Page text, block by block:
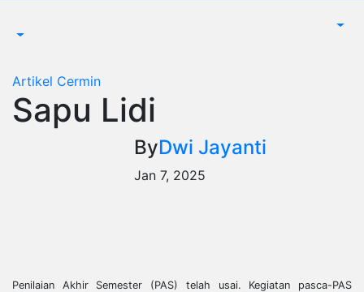
Artikel Cermin
Sapu Lidi
ByDwi Jayanti
Jan 7, 2025
Penilaian Akhir Semester (PAS) telah usai. Kegiatan pasca-PAS